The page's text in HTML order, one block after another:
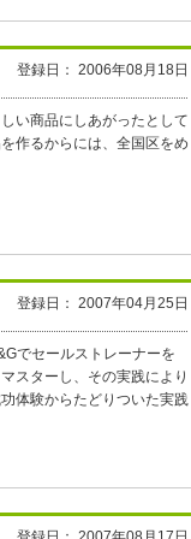
登録日： 2006年08月18日
い商品にしあがったとして
作るからには、全国区をめ
登録日： 2007年04月25日
でセールストレーナーを
スターし、その実践により
体験からたどりついた実践